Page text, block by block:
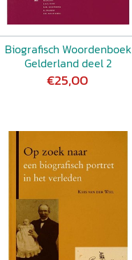
Biografisch Woordenboek
Gelderland deel 2
€25,00